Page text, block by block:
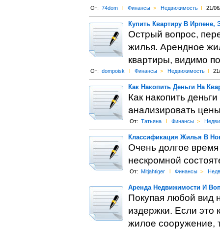
От: 74dom l Финансы > Недвижимость l 21/
Купить Квартиру В Ирпене,
Острый вопрос,
жилья. Арендное
квартиры, видимо
От: dompoisk l Финансы > Недвижимость l
Как Накопить Деньги На
Как накопить
анализировать
От: Татьяна l Финансы >
Классификация Жилья В
Очень долгое время
нескромной
От: Mitjahtiger l Финансы >
Аренда Недвижимости И
Покупая любой вид
издержки. Если это
жилое сооружение,